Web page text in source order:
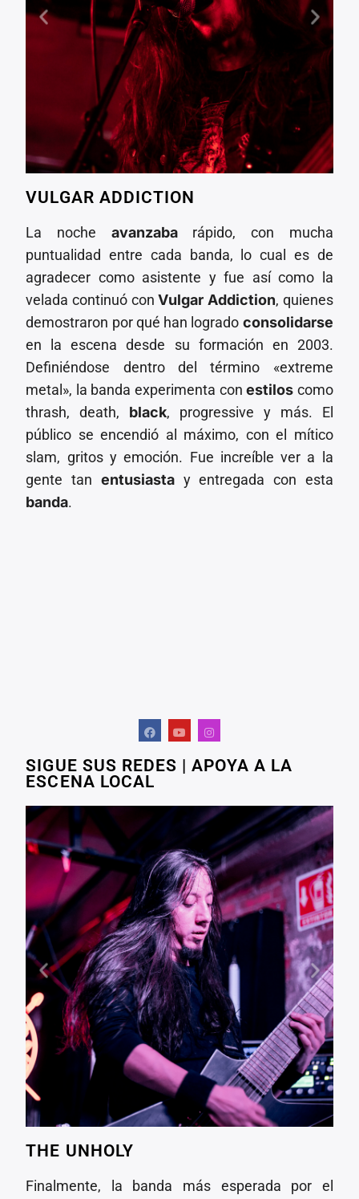
VULGAR ADDICTION
La noche avanzabarápido, con mucha
puntualidad entre cada banda, lo cual es de
agradecer como asistente y fue así como la
velada continuó conVulgar Addiction, quienes
demostraron por qué han logrado consolidarse
en la escena desde su formación en 2003.
Definiéndose dentro del término «extreme
metal», la banda experimenta conestilos como
thrash, death, black, progressive y más. El
público se encendió al máximo, con el mítico
slam, gritos y emoción. Fue increíble ver a la
gente tan entusiastay entregada con esta
banda.
SIGUE SUS REDES | APOYA A LA
ESCENA LOCAL
THE UNHOLY
Finalmente, la banda más esperada por el